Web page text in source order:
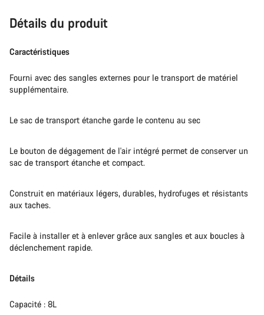
Détails du produit
Caractéristiques
Fourni avec des sangles externes pour le transport de matériel
supplémentaire.
Le sac de transport étanche garde le contenu au sec
Le bouton de dégagement de l'air intégré permet de conserver un
sac de transport étanche et compact.
Construit en matériaux légers, durables, hydrofuges et résistants
aux taches.
Facile à installer et à enlever grâce aux sangles et aux boucles à
déclenchement rapide.
Détails
Capacité : 8L